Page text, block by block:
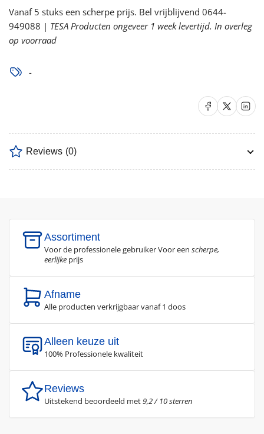
Vanaf 5 stuks een scherpe prijs. Bel vrijblijvend 0644-
949088 | TESA Producten ongeveer 1 week levertijd. In overleg
op voorraad
-
Delen op Facebook
Delen op X Delen
Reviews (0)
Assortiment
Voor de professionele gebruiker Voor een scherpe,
eerlijke prijs
Afname
Alle producten verkrijgbaar vanaf 1 doos
Alleen keuze uit
100% Professionele kwaliteit
Reviews
Uitstekend beoordeeld met9,2 / 10 sterren